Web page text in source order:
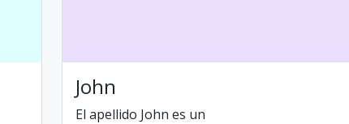
John
El apellido John es un